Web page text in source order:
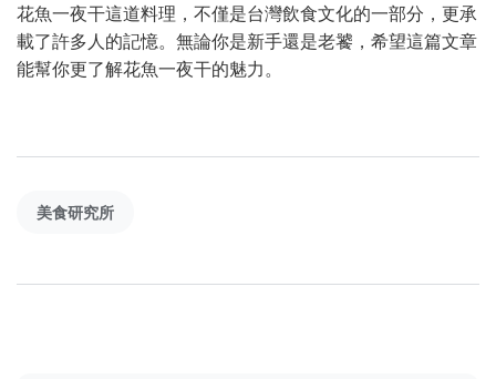
花魚一夜干這道料理，不僅是台灣飲食文化的一部分，更承
載了許多人的記憶。無論你是新手還是老饕，希望這篇文章
能幫你更了解花魚一夜干的魅力。
美食研究所